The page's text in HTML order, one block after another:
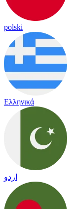
polski
Ελληνικά
اردو